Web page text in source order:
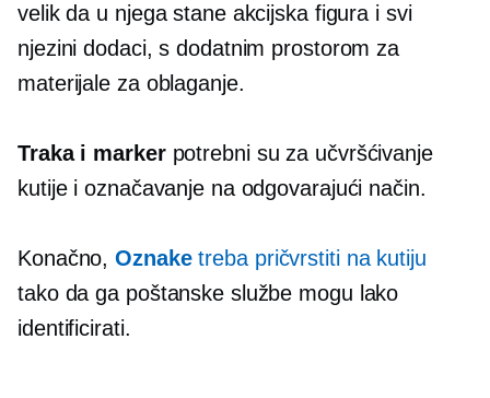
velik da u njega stane akcijska figura i svi
njezini dodaci, s dodatnim prostorom za
materijale za oblaganje.
Traka i markerpotrebni su za učvršćivanje
kutije i označavanje na odgovarajući način.
Konačno,Oznaketreba pričvrstiti na kutiju
tako da ga poštanske službe mogu lako
identificirati.